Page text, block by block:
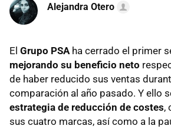
Alejandra Otero
El Grupo PSA ha cerrado el primer
mejorando su beneficio neto
de haber reducido sus ventas
comparación al año pasado. Y ello
estrategia de reducción de costes,
sus cuatro marcas, así como a la